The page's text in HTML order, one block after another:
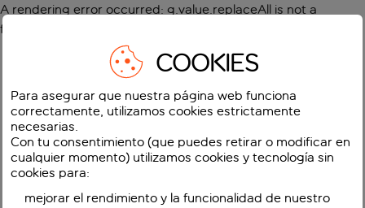
A rendering error occurred: g.value.replaceAll is not a
function
COOKIES
Para asegurar que nuestra página web funciona
correctamente, utilizamos cookies estrictamente
necesarias.
Con tu consentimiento (que puedes retirar o modificar en
cualquier momento) utilizamos cookies y tecnología sin
cookies para:
mejorar el rendimiento y la funcionalidad de nuestro